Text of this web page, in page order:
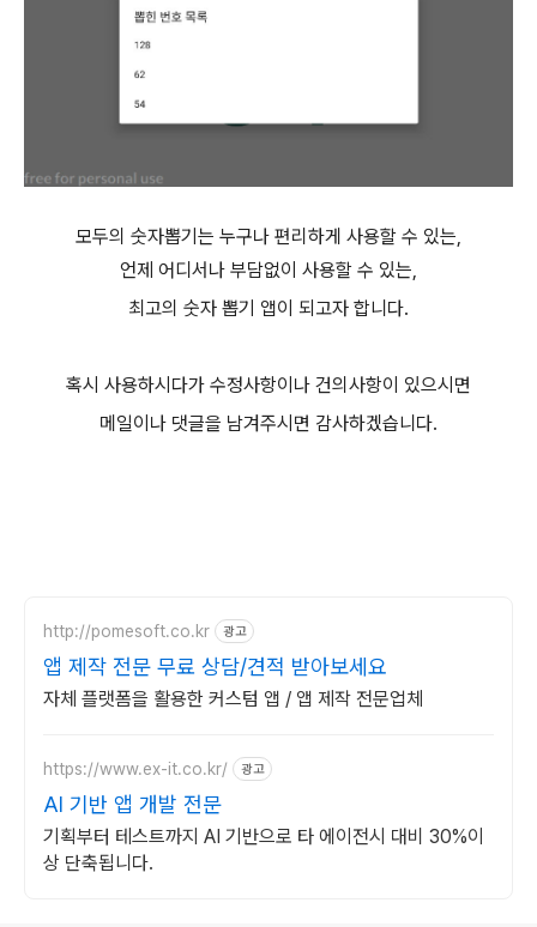
모두의 숫자뽑기는 누구나 편리하게 사용할 수 있는,
언제 어디서나 부담없이 사용할 수 있는,
최고의 숫자 뽑기 앱이 되고자 합니다.
혹시 사용하시다가 수정사항이나 건의사항이 있으시면
메일이나 댓글을 남겨주시면 감사하겠습니다.
http://pomesoft.co.kr 광고
앱 제작 전문 무료 상담/견적 받아보세요
자체 플랫폼을 활용한 커스텀 앱 / 앱 제작 전문업체
https://www.ex-it.co.kr/ 광고
AI 기반 앱 개발 전문
기획부터 테스트까지 AI 기반으로 타 에이전시 대비 30%이
상 단축됩니다.